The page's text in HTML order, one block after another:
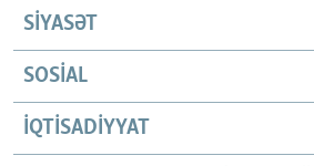
SIYASƏT
SOSIAL
İQTISADIYYAT